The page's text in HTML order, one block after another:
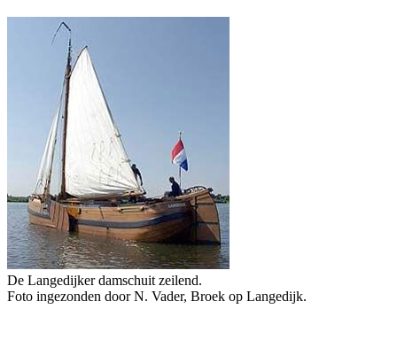
De Langedijker damschuit zeilend.
Foto ingezonden door N. Vader, Broek op Langedijk.